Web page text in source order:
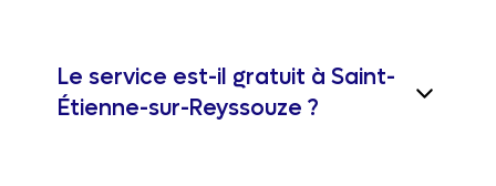
Le service est-il gratuit à Saint-
Étienne-sur-Reyssouze ?